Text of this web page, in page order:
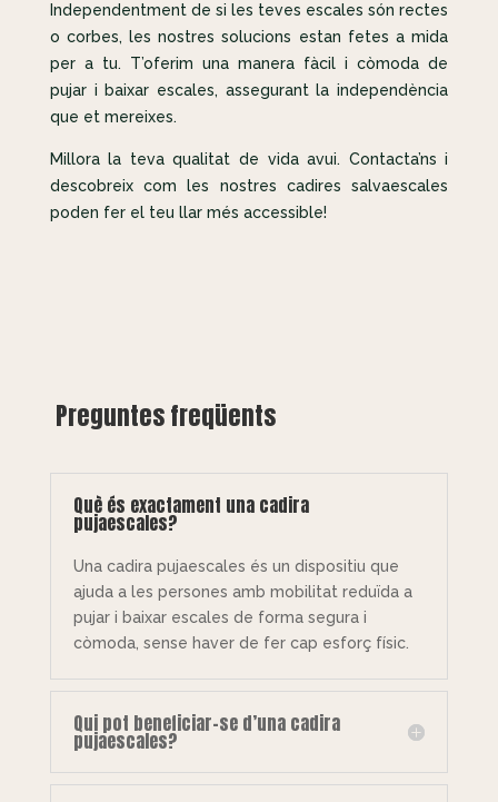
Independentment de si les teves escales són rectes
o corbes, les nostres solucions estan fetes a mida
per a tu. T’oferim una manera fàcil i còmoda de
pujar i baixar escales, assegurant la independència
que et mereixes.
Millora la teva qualitat de vida avui. Contacta’ns i
descobreix com les nostres cadires salvaescales
poden fer el teu llar més accessible!
Preguntes freqüents
Què és exactament una cadira
pujaescales?
Una cadira pujaescales és un dispositiu que
ajuda a les persones amb mobilitat reduïda a
pujar i baixar escales de forma segura i
còmoda, sense haver de fer cap esforç físic.
Qui pot beneficiar-se d’una cadira
pujaescales?